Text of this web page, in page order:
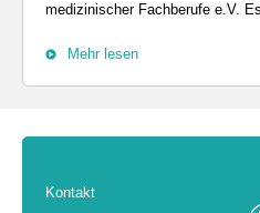
medizinischer Fachberufe e.V.
Mehr lesen
Kontakt